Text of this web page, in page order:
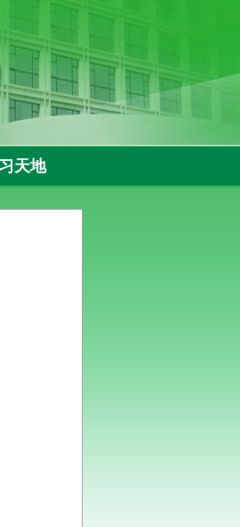
天地